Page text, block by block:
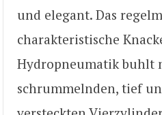
und elegant. Das
charakteristische
Hydropneumatik buhlt
schrummelnden, tief